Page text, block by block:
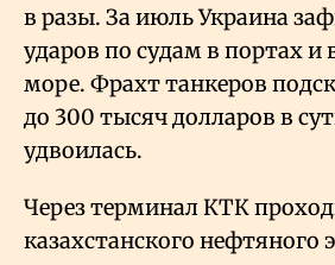
в разы. За июль Украина
ударов по судам в портах
море. Фрахт танкеров
до 300 тысяч долларов в
удвоилась.
Через терминал КТК
казахстанского нефтяного